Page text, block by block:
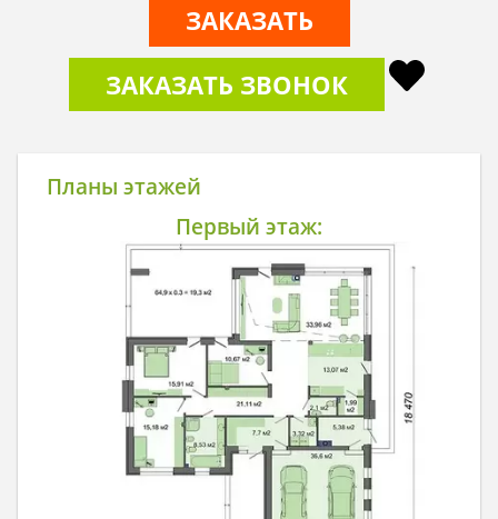
ЗАКАЗАТЬ
ЗАКАЗАТЬ ЗВОНОК
Планы этажей
Первый этаж: